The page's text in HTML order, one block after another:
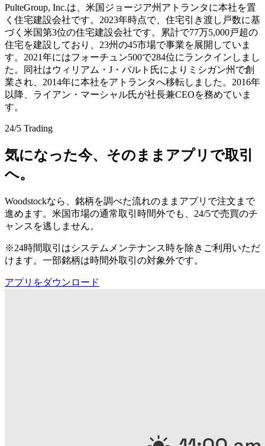
PulteGroup, Inc.は、米国ジョージア州アトランタに本社を置
く住宅建設会社です。2023年時点で、住宅引き渡し戸数に基
づく米国第3位の住宅建設会社です。累計で77万5,000戸超の
住宅を建設しており、23州の45市場で事業を展開していま
す。2021年にはフォーチュン500で284位にランクインしまし
た。同社はウィリアム・J・パルト氏によりミシガン州で創
業され、2014年に本社をアトランタへ移転しました。2016年
以降、ライアン・マーシャル氏が社長兼CEOを務めていま
す。
24/5 Trading
気になった今、そのままアプリで取引
へ。
Woodstockなら、銘柄を調べた流れのままアプリで注文まで
進めます。米国市場の通常取引時間外でも、24/5で売買のチ
ャンスを逃しません。
※24時間取引はシステムメンテナンス時を除きご利用いただ
けます。一部銘柄は時間外取引の対象外です。
アプリをダウンロード